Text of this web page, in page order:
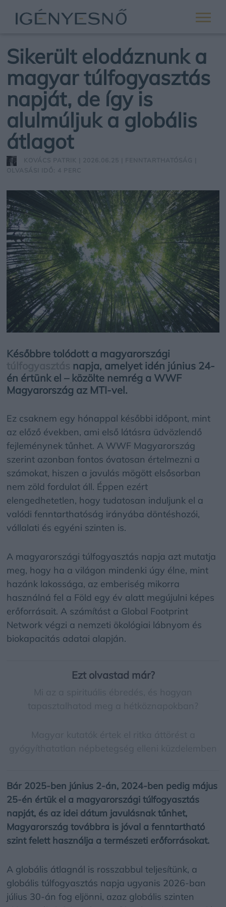
Sikerült elodáznunk a
magyar túlfogyasztás
napját, de így is
alulmúljuk a globális
átlagot
Későbbre tolódott a magyarországi
napja, amelyet idén június 24-
én értünk el – közölte nemrég a WWF
Magyarország az MTI-vel.
Ez csaknem egy hónappal későbbi időpont, mint
az előző években, ami első látásra üdvözlendő
fejleménynek tűnhet. A WWF Magyarország
szerint azonban fontos óvatosan értelmezni a
számokat, hiszen a javulás mögött elsősorban
nem zöld fordulat áll. Éppen ezért
elengedhetetlen, hogy tudatosan induljunk el a
valódi fenntarthatóság irányába döntéshozói,
vállalati és egyéni szinten is.
A magyarországi túlfogyasztás napja azt mutatja
meg, hogy ha a világon mindenki úgy élne, mint
hazánk lakossága, az emberiség mikorra
használná fel a Föld egy év alatt megújulni képes
erőforrásait. A számítást a Global Footprint
Network végzi a nemzeti ökológiai lábnyom és
biokapacitás adatai alapján.
Ezt olvastad már?
Bár 2025-ben június 2-án, 2024-ben pedig május
25-én értük el a magyarországi túlfogyasztás
napját, és az idei dátum javulásnak tűnhet,
Magyarország továbbra is jóval a fenntartható
szint felett használja a természeti erőforrásokat.
A globális átlagnál is rosszabbul teljesítünk, a
globális túlfogyasztás napja ugyanis 2026-ban
július 30-án fog eljönni, azaz globális szinten